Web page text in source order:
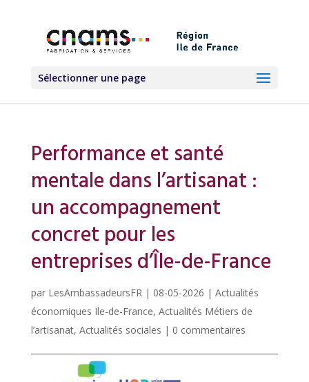
Sélectionner une page
Performance et santé
mentale dans l’artisanat :
un accompagnement
concret pour les
entreprises d’Île-de-France
par LesAmbassadeursFR| 08-05-2026 | Actualités
économiques Ile-de-France, Actualités Métiers de
l’artisanat, Actualités sociales | 0 commentaires